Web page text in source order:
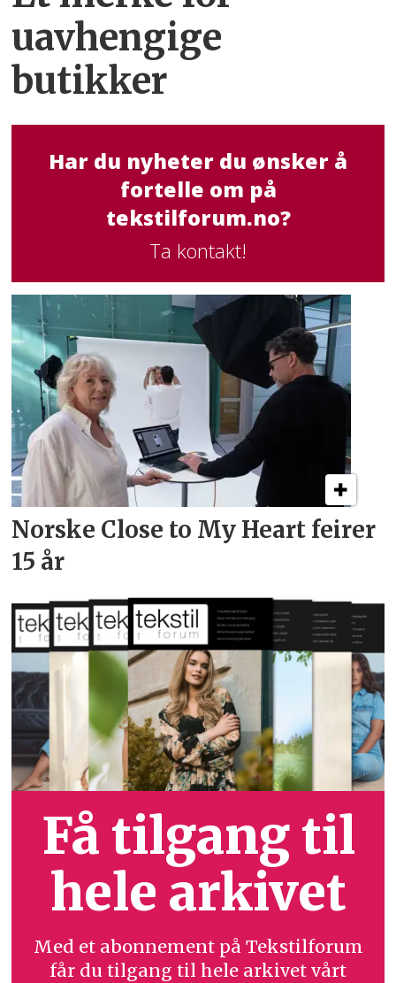
uavhengige
butikker
Har du nyheter du ønsker å
fortelle om på
tekstilforum.no?
Ta kontakt!
Norske Close to My Heart feirer
15 år
Få tilgang til
hele arkivet
Med et abonnement på Tekstilforum
får du tilgang til hele arkivet vårt